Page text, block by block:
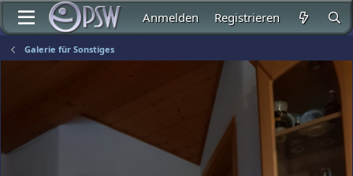
Anmelden Registrieren
Galerie für Sonstiges